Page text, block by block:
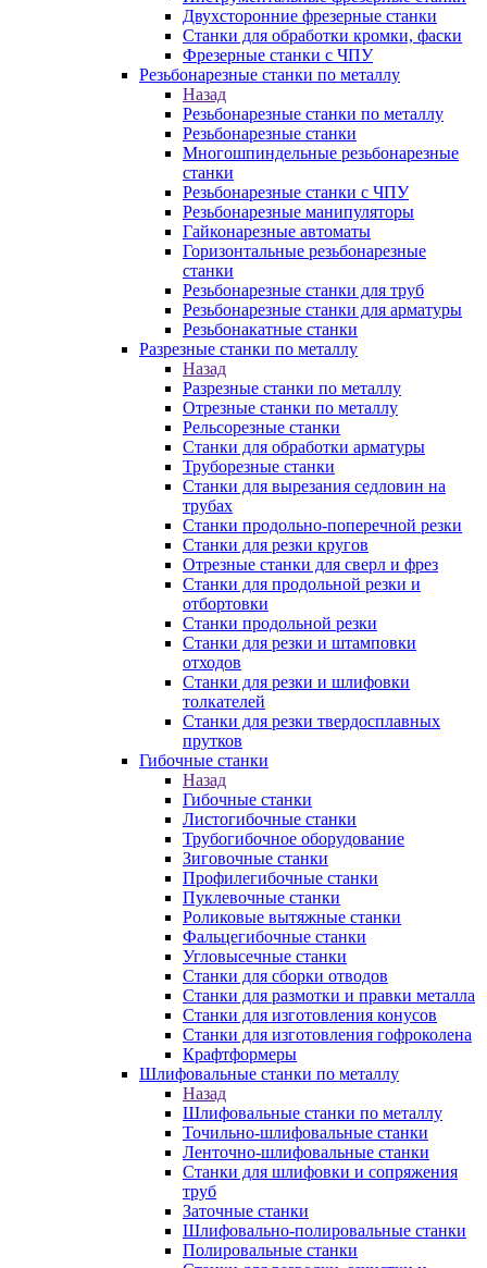
Двухсторонние фрезерные станки
Станки для обработки кромки, фаски
Фрезерные станки с ЧПУ
Резьбонарезные станки по металлу
Назад
Резьбонарезные станки по металлу
Резьбонарезные станки
Многошпиндельные резьбонарезные
станки
Резьбонарезные станки с ЧПУ
Резьбонарезные манипуляторы
Гайконарезные автоматы
Горизонтальные резьбонарезные
станки
Резьбонарезные станки для труб
Резьбонарезные станки для арматуры
Резьбонакатные станки
Разрезные станки по металлу
Назад
Разрезные станки по металлу
Отрезные станки по металлу
Рельсорезные станки
Станки для обработки арматуры
Труборезные станки
Станки для вырезания седловин на
трубаx
Станки продольно-поперечной резки
Станки для резки кругов
Отрезные станки для сверл и фрез
Станки для продольной резки и
отбортовки
Станки продольной резки
Станки для резки и штамповки
отходов
Станки для резки и шлифовки
толкателей
Станки для резки твердосплавных
прутков
Гибочные станки
Назад
Гибочные станки
Листогибочные станки
Трубогибочное оборудование
Зиговочные станки
Профилегибочные станки
Пуклевочные станки
Роликовые вытяжные станки
Фальцегибочные станки
Угловысечные станки
Станки для сборки отводов
Станки для размотки и правки металла
Станки для изготовления конусов
Станки для изготовления гофроколена
Крафтформеры
Шлифовальные станки по металлу
Назад
Шлифовальные станки по металлу
Точильно-шлифовальные станки
Ленточно-шлифовальные станки
Станки для шлифовки и сопряжения
труб
Заточные станки
Шлифовально-полировальные станки
Полировальные станки